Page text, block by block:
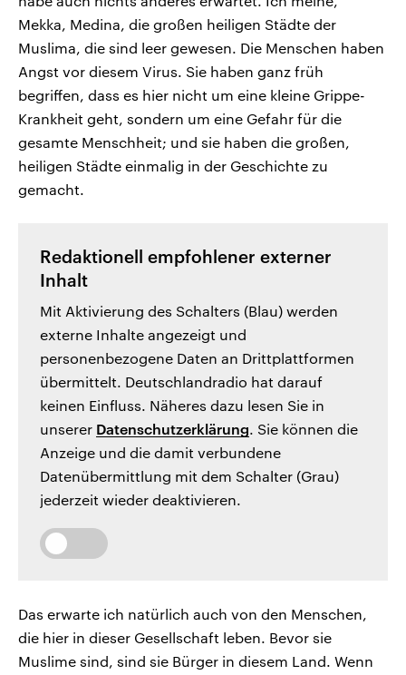
Mekka, Medina, die großen heiligen Städte der
Muslima, die sind leer gewesen. Die Menschen haben
Angst vor diesem Virus. Sie haben ganz früh
begriffen, dass es hier nicht um eine kleine Grippe-
Krankheit geht, sondern um eine Gefahr für die
gesamte Menschheit; und sie haben die großen,
heiligen Städte einmalig in der Geschichte zu
gemacht.
Redaktionell empfohlener externer
Inhalt
Mit Aktivierung des Schalters (Blau) werden
externe Inhalte angezeigt und
personenbezogene Daten an Drittplattformen
übermittelt. Deutschlandradio hat darauf
keinen Einfluss. Näheres dazu lesen Sie in
unserer Datenschutzerklärung. Sie können die
Anzeige und die damit verbundene
Datenübermittlung mit dem Schalter (Grau)
jederzeit wieder deaktivieren.
Das erwarte ich natürlich auch von den Menschen,
die hier in dieser Gesellschaft leben. Bevor sie
Muslime sind, sind sie Bürger in diesem Land. Wenn